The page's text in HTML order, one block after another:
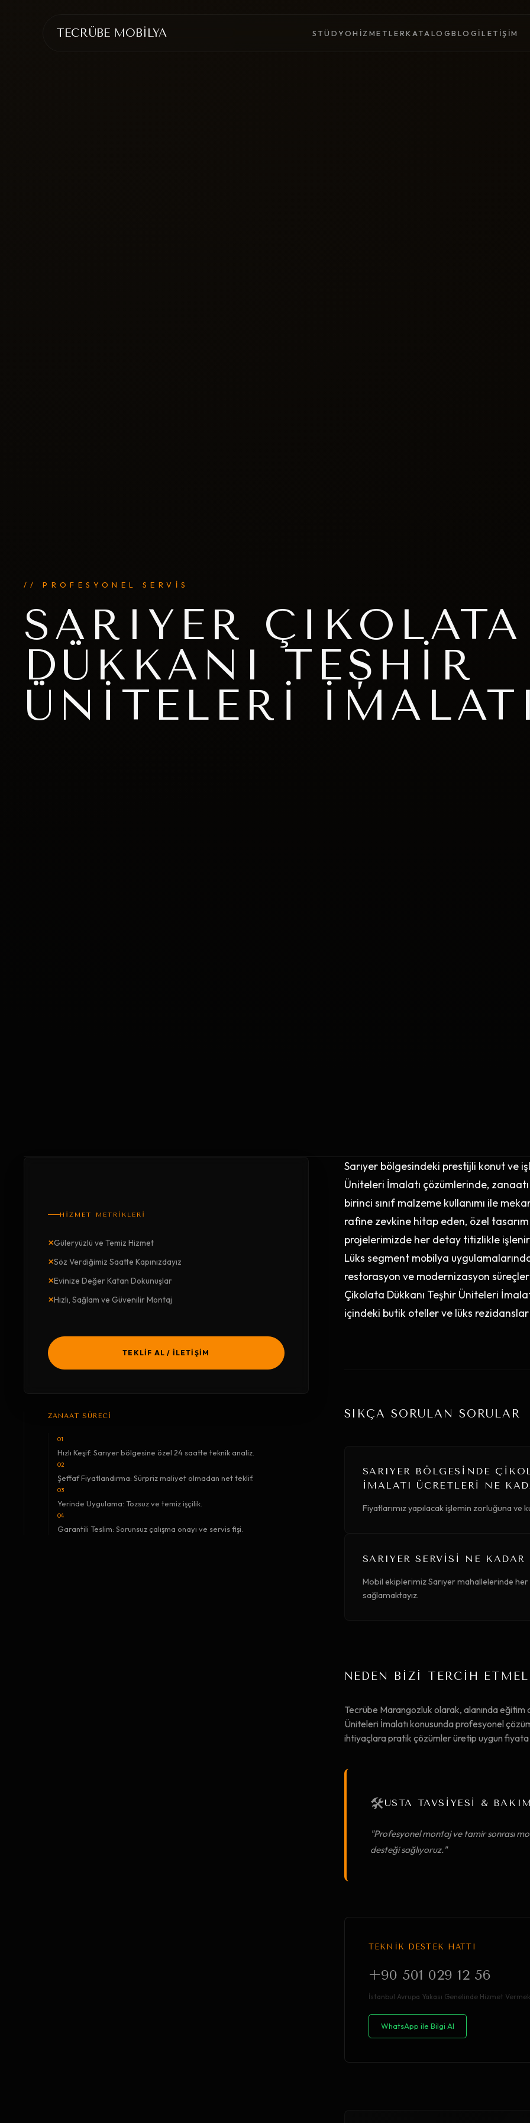
TECRÜBE MOBİLYA STÜDYOHIZMETLERKATALOGBLOG İLETIŞIM
// PROFESYONEL SERVİS
SARIYER ÇIKOLATA
DÜKKANI TEŞHIR
ÜNITELERI
HİZMET METRİKLERİ
×Güleryüzlü ve Temiz Hizmet
×Söz Verdiğimiz Saatte Kapınızdayız
×Evinize Değer Katan Dokunuşlar
×Hızlı, Sağlam ve Güvenilir Montaj
TEKLİF AL / İLETİŞİM
ZANAAT SÜRECİ
01
Hızlı Keşif: Sarıyer bölgesine özel 24 saatte teknik analiz.
02
Şeffaf Fiyatlandırma: Sürpriz maliyet olmadan net teklif.
03
Yerinde Uygulama: Tozsuz ve temiz işçilik.
04
Garantili Teslim: Sorunsuz çalışma onayı ve servis fişi.
Sarıyer bölgesindeki prestijli konut ve
Üniteleri İmalatı çözümlerinde,
birinci sınıf malzeme kullanımı ile
rafine zevkine hitap eden, özel
projelerimizde her detay titizlikle
Lüks segment mobilya
restorasyon ve modernizasyon
Çikolata Dükkanı Teşhir Üniteleri
içindeki butik oteller ve lüks
SIKÇA SORULAN SORULAR
SARIYER BÖLGESINDE
İMALATI ÜCRETLERI NE
Fiyatlarımız yapılacak işlemin zorluğuna
SARIYER SERVISI NE KADAR
Mobil ekiplerimiz Sarıyer mahallelerinde
sağlamaktayız.
NEDEN BİZİ TERCİH
Tecrübe Marangozluk olarak, alanında eğitim
Üniteleri İmalatı konusunda profesyonel
ihtiyaçlara pratik çözümler üretip uygun
🛠️USTA TAVSİYESİ &
"Profesyonel montaj ve tamir sonrası
desteği sağlıyoruz."
TEKNİK DESTEK HATTI
+90 501 029 12 56
İstanbul Avrupa Yakası Genelinde Hizmet
WhatsApp ile Bilgi Al